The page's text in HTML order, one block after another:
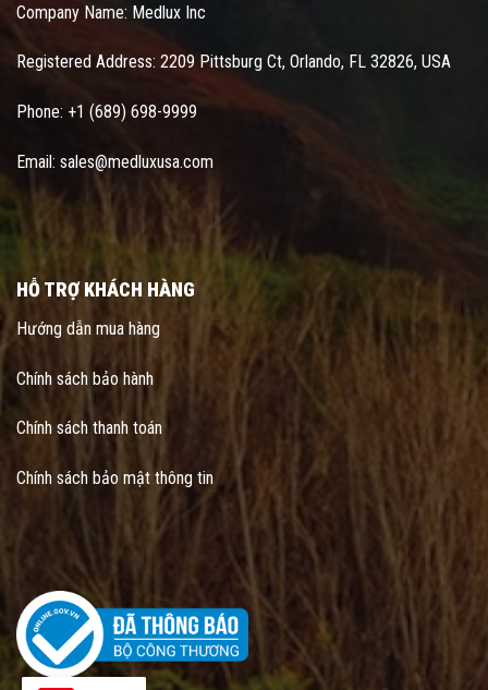
Company Name: Medlux Inc
Registered Address: 2209 Pittsburg Ct, Orlando, FL 32826, USA
Phone: +1 (689) 698-9999
Email: sales@medluxusa.com
HỖ TRỢ KHÁCH HÀNG
Hướng dẫn mua hàng
Chính sách bảo hành
Chính sách thanh toán
Chính sách bảo mật thông tin